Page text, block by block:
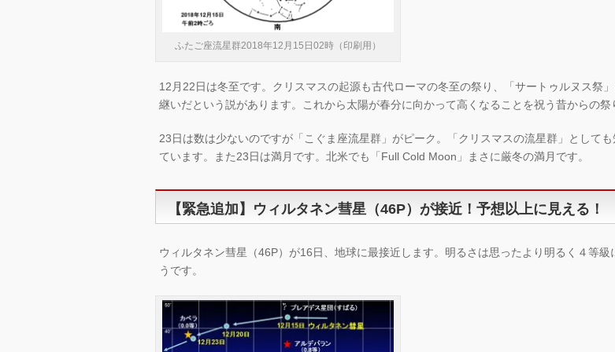
ふたご座流星群2018年12月15日02時（印刷用）
12月22日は冬至です。クリスマスの起源も古代ローマの冬至の祭り、「サートゥルヌス祭
継いだという説があります。これから太陽が春分に向かって高くなることを祝う昔からの祭
23日は数は少ないのですが「こぐま座流星群」がピーク。「クリスマスの流星群」として
ています。また23日は満月です。北米でも「Full Cold Moon」まさに厳冬の満月です。
【緊急追加】ウィルタネン彗星（46P）が接近！予想以上に見える！
ウィルタネン彗星（46P）が16日、地球に最接近します。明るさは思ったより明るく４等級
うです。